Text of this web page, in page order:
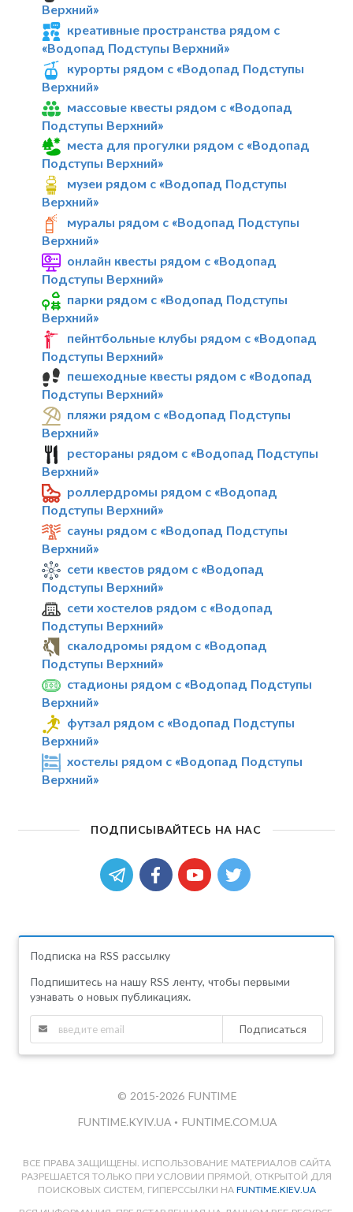
Верхний»
креативные пространства рядом с
«Водопад Подступы Верхний»
курорты рядом с «Водопад Подступы
Верхний»
массовые квесты рядом с «Водопад
Подступы Верхний»
места для прогулки рядом с «Водопад
Подступы Верхний»
музеи рядом с «Водопад Подступы
Верхний»
муралы рядом с «Водопад Подступы
Верхний»
онлайн квесты рядом с «Водопад
Подступы Верхний»
парки рядом с «Водопад Подступы
Верхний»
пейнтбольные клубы рядом с «Водопад
Подступы Верхний»
пешеходные квесты рядом с «Водопад
Подступы Верхний»
пляжи рядом с «Водопад Подступы
Верхний»
рестораны рядом с «Водопад Подступы
Верхний»
роллердромы рядом с «Водопад
Подступы Верхний»
сауны рядом с «Водопад Подступы
Верхний»
сети квестов рядом с «Водопад
Подступы Верхний»
сети хостелов рядом с «Водопад
Подступы Верхний»
скалодромы рядом с «Водопад
Подступы Верхний»
стадионы рядом с «Водопад Подступы
Верхний»
футзал рядом с «Водопад Подступы
Верхний»
хостелы рядом с «Водопад Подступы
Верхний»
ПОДПИСЫВАЙТЕСЬ НА НАС
Подписка на RSS рассылку
Подпишитесь на нашу RSS ленту, чтобы первыми
узнавать о новых публикациях.
Подписаться
© 2015-2026 FUNTIME
FUNTIME.KYIV.UA • FUNTIME.COM.UA
ВСЕ ПРАВА ЗАЩИЩЕНЫ. ИСПОЛЬЗОВАНИЕ МАТЕРИАЛОВ САЙТА
РАЗРЕШАЕТСЯ ТОЛЬКО ПРИ УСЛОВИИ ПРЯМОЙ, ОТКРЫТОЙ ДЛЯ
ПОИСКОВЫХ СИСТЕМ, ГИПЕРССЫЛКИ НА FUNTIME.KIEV.UA